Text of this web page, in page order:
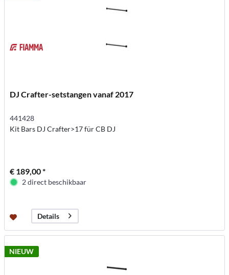
DJ Crafter-setstangen vanaf 2017
441428
Kit Bars DJ Crafter>17 für CB DJ
€ 189,00 *
2 direct beschikbaar
Details
NIEUW